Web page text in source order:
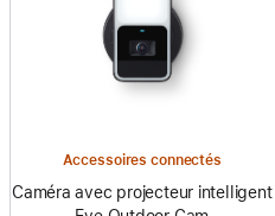
Accessoires connectés
Caméra avec projecteur intelligent